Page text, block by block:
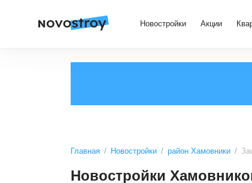
Новостройки Акции
Главная Новостройки район Хамовники
Новостройки